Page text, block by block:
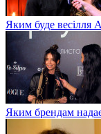
Яким буде весілля
Яким брендам